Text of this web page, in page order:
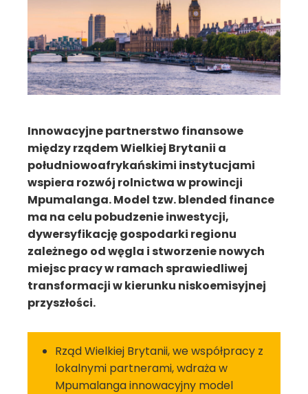
Innowacyjne partnerstwo finansowe
między rządem Wielkiej Brytanii a
południowoafrykańskimi instytucjami
wspiera rozwój rolnictwa w prowincji
Mpumalanga. Model tzw. blended finance
ma na celu pobudzenie inwestycji,
dywersyfikację gospodarki regionu
zależnego od węgla i stworzenie nowych
miejsc pracy w ramach sprawiedliwej
transformacji w kierunku niskoemisyjnej
przyszłości.
Rząd Wielkiej Brytanii, we współpracy z
lokalnymi partnerami, wdraża w
Mpumalanga innowacyjny model